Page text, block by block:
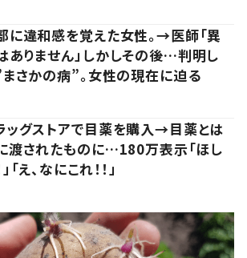
に違和感を覚えた女性。→医師「異
ありません」しかしその後…判明し
さかの病”。女性の現在に迫る
ッグストアで目薬を購入→目薬とは
渡されたものに…180万表示「ほし
「え、なにこれ！！」